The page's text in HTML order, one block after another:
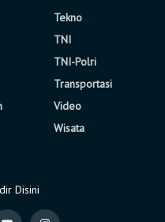
Tekno
TNI
TNI-Polri
Transportasi
Video
Wisata
Disini